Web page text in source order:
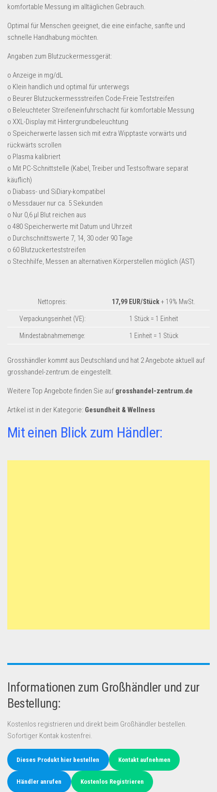
Restposten für Privatpersonen
eBay Restposten kaufen
Sonderposten-Angebote
Saison & Eventprodkte
B2B Produkte
Grosshandel
Amazon
Aldi
Lidl
Kostenlos verkaufen
Anmelden
Kostenlos Registrieren
Newsletter
komfortable Messung im alltäglichen Gebrauch.
Optimal für Menschen geeignet, die eine einfache, sanfte und
schnelle Handhabung möchten.
Angaben zum Blutzuckermessgerät:
o Anzeige in mg/dL
o Klein handlich und optimal für unterwegs
o Beurer Blutzuckermessstreifen Code-Freie Teststreifen
o Beleuchteter Streifeneinfuhrschacht für komfortable Messung
o XXL-Display mit Hintergrundbeleuchtung
o Speicherwerte lassen sich mit extra Wipptaste vorwärts und
rückwärts scrollen
o Plasma kalibriert
o Mit PC-Schnittstelle (Kabel, Treiber und Testsoftware separat
käuflich)
o Diabass- und SiDiary-kompatibel
o Messdauer nur ca. 5 Sekunden
o Nur 0,6 µl Blut reichen aus
o 480 Speicherwerte mit Datum und Uhrzeit
o Durchschnittswerte 7, 14, 30 oder 90 Tage
o 60 Blutzuckerteststreifen
o Stechhilfe, Messen an alternativen Körperstellen möglich (AST)
Nettopreis: 17,99 EUR/Stück+ 19% MwSt.
Verpackungseinheit (VE): 1 Stück = 1 Einheit
Mindestabnahmemenge: 1 Einheit = 1 Stück
Grosshändler kommt aus Deutschland und hat 2 Angebote aktuell auf
grosshandel-zentrum.de eingestellt.
Weitere Top Angebote finden Sie auf grosshandel-zentrum.de
Artikel ist in der Kategorie: Gesundheit & Wellness
Mit einen Blick zum Händler:
Informationen zum Großhändler und zur
Bestellung:
Kostenlos registrieren und direkt beim Großhändler bestellen.
Sofortiger Kontak kostenfrei.
Dieses Produkt hier bestellen Kontakt aufnehmen
Händler anrufen Kostenlos Registrieren